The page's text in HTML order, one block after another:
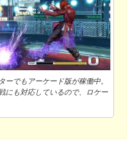
でもアーケード版が稼働中。
にも対応しているので、ロケー